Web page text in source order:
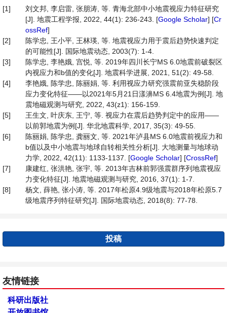
[1]
刘文邦, 李启雷, 张朋涛, 等. 青海北部中小地震视应力特征研究
[J]. 地震工程学报, 2022, 44(1): 236-243. [Google Scholar] [Cr
ossRef]
[2]
陈学忠, 王小平, 王林瑛, 等. 地震视应力用于震后趋势快速判定
的可能性[J]. 国际地震动态, 2003(7): 1-4.
[3]
陈学忠, 李艳娥, 宫悦, 等. 2019年四川长宁MS 6.0地震前破裂区
内视应力和b值的变化[J]. 地震科学进展, 2021, 51(2): 49-58.
[4]
李艳娥, 陈学忠, 陈丽娟, 等. 利用视应力研究强震前亚失稳阶段
应力变化特征——以2021年5月21日漾濞MS 6.4地震为例[J]. 地
震地磁观测与研究, 2022, 43(z1): 156-159.
[5]
王生文, 叶庆东, 王宁, 等. 视应力在震后趋势判定中的应用——
以前郭地震为例[J]. 华北地震科学, 2017, 35(3): 49-55.
[6]
陈丽娟, 陈学忠, 龚丽文, 等. 2021年泸县MS 6.0地震前视应力和
b值以及中小地震与地球自转相关性分析[J]. 大地测量与地球动
力学, 2022, 42(11): 1133-1137. [Google Scholar] [CrossRef]
[7]
康建红, 张洪艳, 张宇, 等. 2013年吉林前郭强震群序列地震视应
力变化特征[J]. 地震地磁观测与研究, 2016, 37(1): 1-7.
[8]
杨文, 薛艳, 张小涛, 等. 2017年松原4.9级地震与2018年松原5.7
级地震序列特征研究[J]. 国际地震动态, 2018(8): 77-78.
投稿
友情链接
科研出版社